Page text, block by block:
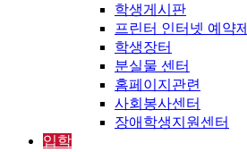
학생게시판
프린터 인터넷 예약제
학생장터
분실물 센터
홈페이지관련
사회봉사센터
장애학생지원센터
입학